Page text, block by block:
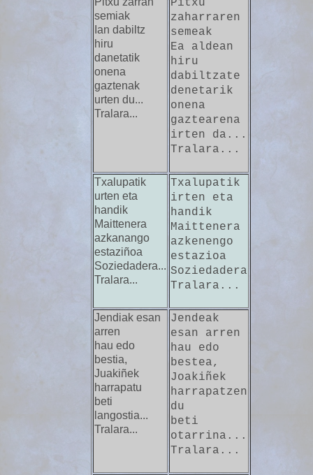
semiak
Ian dabiltz
hiru
danetatik
onena
gaztenak
urten du...
Tralara...
Pitxu
zaharraren
semeak
Ea aldean
hiru
dabiltzate
denetarik
onena
gaztearena
irten da...
Tralara...
Txalupatik
urten eta
handik
Maittenera
azkanango
estaziñoa
Soziedadera...
Tralara...
Txalupatik
irten eta
handik
Maittenera
azkenengo
estazioa
Soziedadera
Tralara...
Jendiak esan
arren
hau edo
bestia,
Juakiñek
harrapatu
beti
langostia...
Tralara...
Jendeak
esan arren
hau edo
bestea,
Joakiñek
harrapatzen
du
beti
otarrina...
Tralara...